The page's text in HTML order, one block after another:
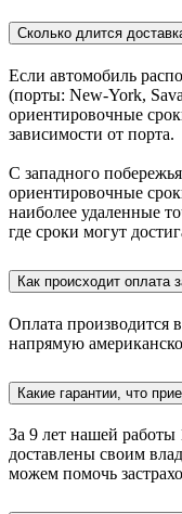
Сколько длится
Если автомобиль
(порты: New-York,
ориентировочные
зависимости от порта.
С западного
ориентировочные
наиболее удаленные
где сроки могут
Как происходит оплата
Оплата производится
напрямую
Какие гарантии, что
За 9 лет нашей
доставлены своим
можем помочь